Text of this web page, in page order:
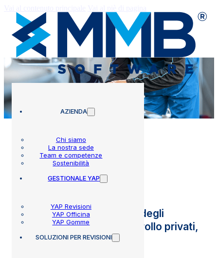
AZIENDA
Chi siamo
La nostra sede
Team e competenze
Sostenibilità
GESTIONALE YAP
YAP Revisioni
YAP Officina
YAP Gomme
SOLUZIONIPER REVISIONI
Circolari
Regime di autorizzazione degli
ispettori dei centri di controllo privati,
relativi requisiti e regime